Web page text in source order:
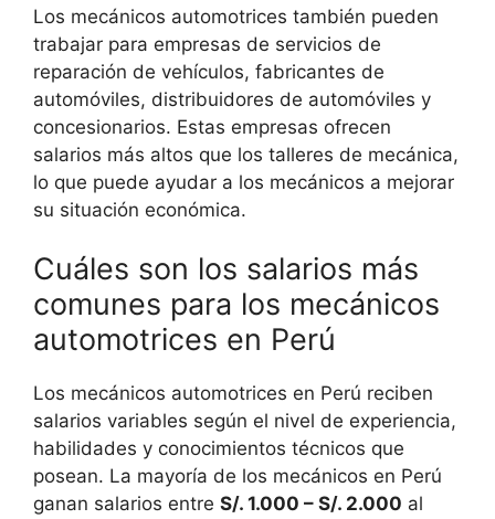
Los mecánicos automotrices también pueden
trabajar para empresas de servicios de
reparación de vehículos, fabricantes de
automóviles, distribuidores de automóviles y
concesionarios. Estas empresas ofrecen
salarios más altos que los talleres de mecánica,
lo que puede ayudar a los mecánicos a mejorar
su situación económica.
Cuáles son los salarios más
comunes para los mecánicos
automotrices en Perú
Los mecánicos automotrices en Perú reciben
salarios variables según el nivel de experiencia,
habilidades y conocimientos técnicos que
posean. La mayoría de los mecánicos en Perú
ganan salarios entre S/. 1.000 – S/. 2.000 al